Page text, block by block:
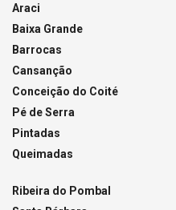
Araci
Baixa Grande
Barrocas
Cansanção
Conceição do Coité
Pé de Serra
Pintadas
Queimadas
Ribeira do Pombal